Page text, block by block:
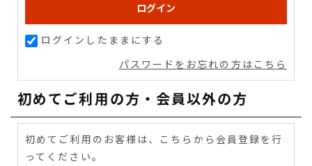
ログインしたままにする
パスワードをお忘れの方はこちら
初めてご利用の方・会員以外の方
初めてご利用のお客様は、こちらから会員登録を行
ってください。